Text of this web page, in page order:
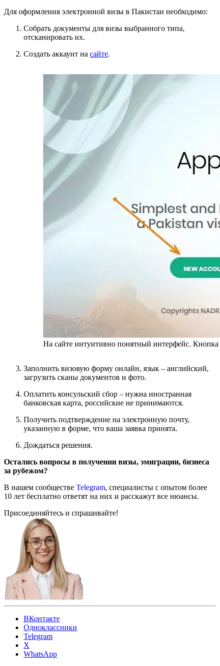
Для оформления электронной визы в Пакистан необходимо:
Собрать документы для визы выбранного типа,
отсканировать их.
Создать аккаунт на сайте.
На сайте интуитивно понятный интерфейс. Кнопка
Заполнить визовую форму онлайн, язык – английский,
загрузить сканы документов и фото.
Оплатить консульский сбор – нужна иностранная
банковская карта, российские не принимаются.
Получить подтверждение на электронную почту,
указанную в форме, что ваша заявка принята.
Дождаться решения.
Остались вопросы в получении визы, эмиграции, бизнеса
за рубежом?
В нашем сообществе Telegram, специалисты с опытом более
10 лет бесплатно ответят на них и расскажут все нюансы.
Присоединяйтесь и спрашивайте!
ВКонтакте
Одноклассники
Telegram
X
WhatsApp